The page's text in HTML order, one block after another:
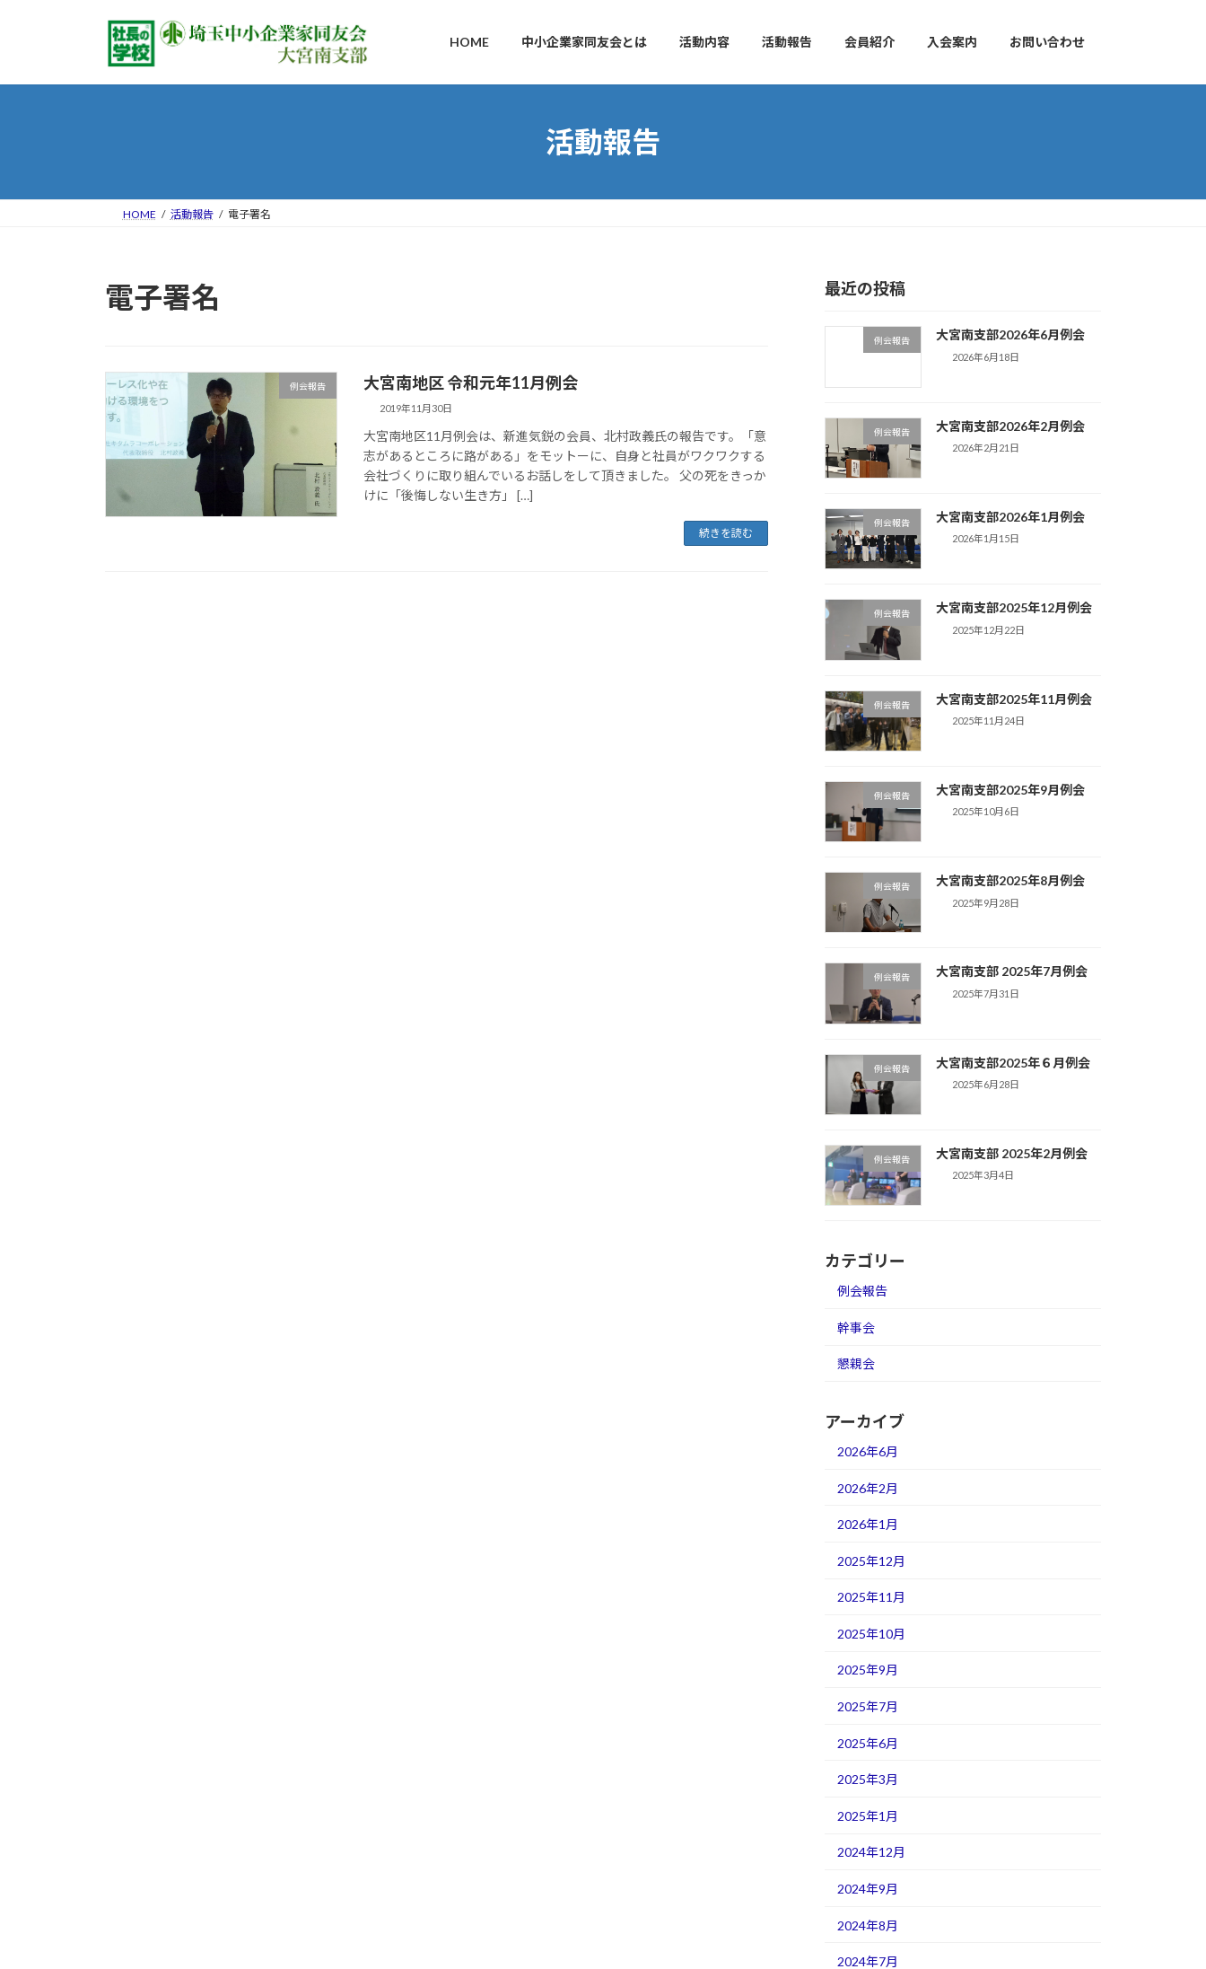
プ
動
HOME 中小企業家同友会とは 活動内容 活動報告 会員紹介 入会案内 お問い合わせ
活動報告
HOME 活動報告 電子署名
電子署名
例会報告 大宮南地区 令和元年11月例会
2019年11月30日
大宮南地区11月例会は、新進気鋭の会員、北村政義氏の報告です。「意
志があるところに路がある」をモットーに、自身と社員がワクワクする
会社づくりに取り組んでいるお話しをして頂きました。 父の死をきっか
けに「後悔しない生き方」 […]
続きを読む
最近の投稿
例会報告 大宮南支部2026年6月例会
2026年6月18日
例会報告 大宮南支部2026年2月例会
2026年2月21日
例会報告 大宮南支部2026年1月例会
2026年1月15日
例会報告 大宮南支部2025年12月例会
2025年12月22日
例会報告 大宮南支部2025年11月例会
2025年11月24日
例会報告 大宮南支部2025年9月例会
2025年10月6日
例会報告 大宮南支部2025年8月例会
2025年9月28日
例会報告 大宮南支部 2025年7月例会
2025年7月31日
例会報告 大宮南支部2025年６月例会
2025年6月28日
例会報告 大宮南支部 2025年2月例会
2025年3月4日
カテゴリー
例会報告
幹事会
懇親会
アーカイブ
2026年6月
2026年2月
2026年1月
2025年12月
2025年11月
2025年10月
2025年9月
2025年7月
2025年6月
2025年3月
2025年1月
2024年12月
2024年9月
2024年8月
2024年7月